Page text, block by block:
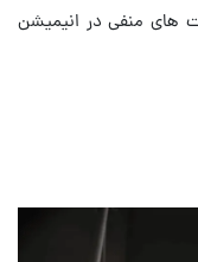
های منفی در انیمیشن